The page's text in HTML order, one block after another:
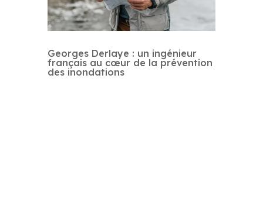
Georges Derlaye : un ingénieur
français au cœur de la prévention
des inondations